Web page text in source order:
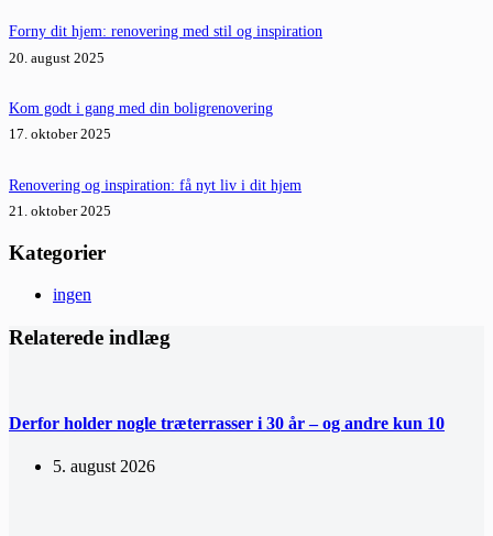
Forny dit hjem: renovering med stil og inspiration
20. august 2025
Kom godt i gang med din boligrenovering
17. oktober 2025
Renovering og inspiration: få nyt liv i dit hjem
21. oktober 2025
Kategorier
ingen
Relaterede indlæg
Derfor holder nogle træterrasser i 30 år – og andre kun 10
5. august 2026